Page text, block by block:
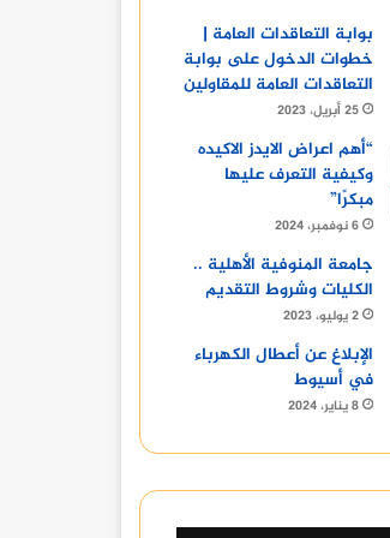
7 أغسطس، 2025
بوابة التعاقدات العامة |
خطوات الدخول على بوابة
التعاقدات العامة للمقاولين
25 أبريل، 2023
“أهم اعراض الايدز الاكيده
وكيفية التعرف عليها
مبكرًا”
6 نوفمبر، 2024
جامعة المنوفية الأهلية ..
الكليات وشروط التقديم
2 يوليو، 2023
الإبلاغ عن أعطال الكهرباء
في أسيوط
8 يناير، 2024